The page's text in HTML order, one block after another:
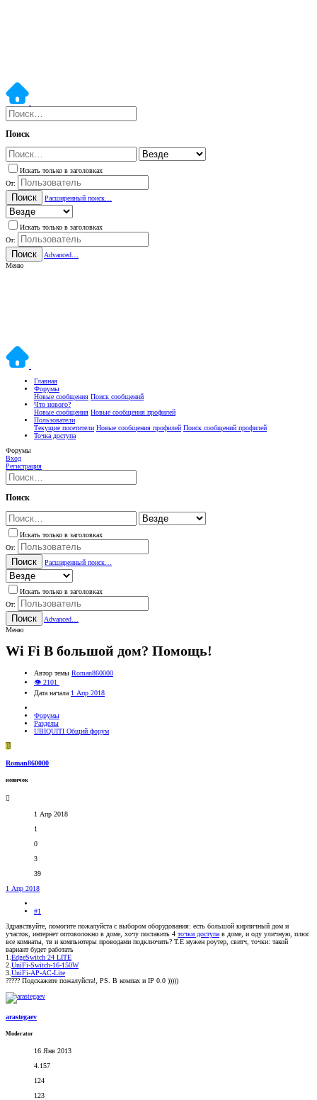
Поиск
Искать только в заголовках
От:
Поиск Расширенный поиск…
Искать только в заголовках
От:
Поиск
Advanced…
Меню
Главная
Форумы
Новые сообщения Поиск сообщений
Что нового?
Новые сообщения Новые сообщения профилей
Пользователи
Текущие посетители Новые сообщения профилей Поиск сообщений профилей
Точка доступа
Форумы
Вход
Регистрация
Поиск
Искать только в заголовках
От:
Поиск Расширенный поиск…
Искать только в заголовках
От:
Поиск
Advanced…
Меню
Wi Fi В большой дом? Помощь!
Автор темы Roman860000
👁 2101
Дата начала 1 Апр 2018
Форумы
Разделы
UBIQUITI Общий форум
R
Roman860000
новичок
1 Апр 2018
1
0
3
39
1 Апр 2018
#1
Здравствуйте, помогите пожалуйста с выбором оборудования: есть большой кирпичный дом и
участок, интернет оптоволокно в доме, хочу поставить 4 точки доступа в доме, и оду уличную, плюс
все комнаты, тв и компьютеры проводами подключить? Т.Е нужен роутер, свитч, точки: такой
вариант будет работать
1. EdgeSwitch 24 LITE
2. UniFi-Switch-16-150W
3. UniFi-AP-AC-Lite
????? Подскажите пожалуйста!, PS. В компах и IP 0.0 )))))
arastegaev
Moderator
16 Янв 2013
4.157
124
123